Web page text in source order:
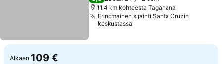
11.4 km kohteesta Taganana
Erinomainen sijainti Santa Cruzin
keskustassa
Alkaen 109 €